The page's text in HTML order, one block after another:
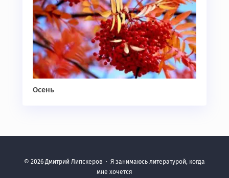
Осень
© 2026 Дмитрий Липскеров · Я занимаюсь литературой, когда
мне хочется